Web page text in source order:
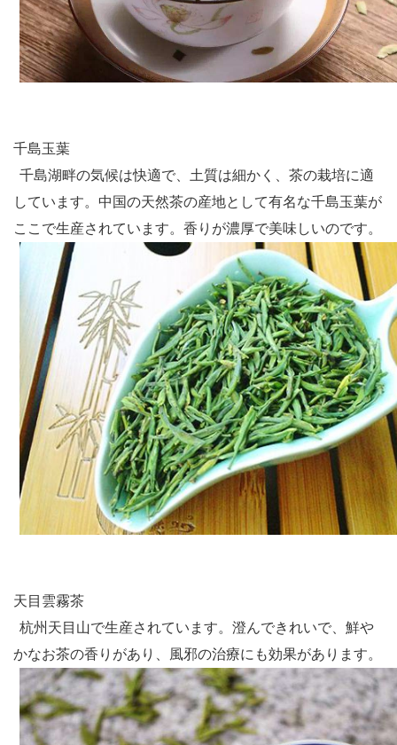
千島玉葉
千島湖畔の気候は快適で、土質は細かく、茶の栽培に適
しています。中国の天然茶の産地として有名な千島玉葉が
ここで生産されています。香りが濃厚で美味しいのです。
天目雲霧茶
杭州天目山で生産されています。澄んできれいで、鮮や
かなお茶の香りがあり、風邪の治療にも効果があります。